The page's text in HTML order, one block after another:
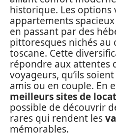
historique. Les options
appartements
en passant par des
pittoresques nichés
toscane. Cette
répondre aux attentes
voyageurs, qu’ils
amis ou en couple. En
meilleurs sites de
possible de découvrir
rares qui rendent les
mémorables.